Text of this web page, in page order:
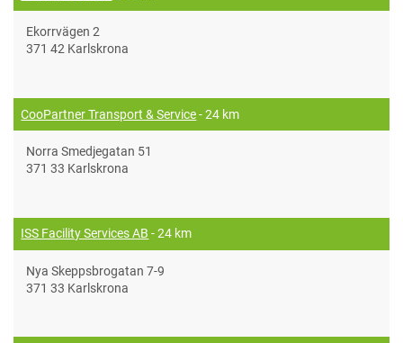
Ekorrvägen 2
371 42 Karlskrona
CooPartner Transport & Service- 24 km
Norra Smedjegatan 51
371 33 Karlskrona
ISS Facility Services AB - 24 km
Nya Skeppsbrogatan 7-9
371 33 Karlskrona